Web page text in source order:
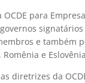
OCDE para
e também
e
diretrizes da